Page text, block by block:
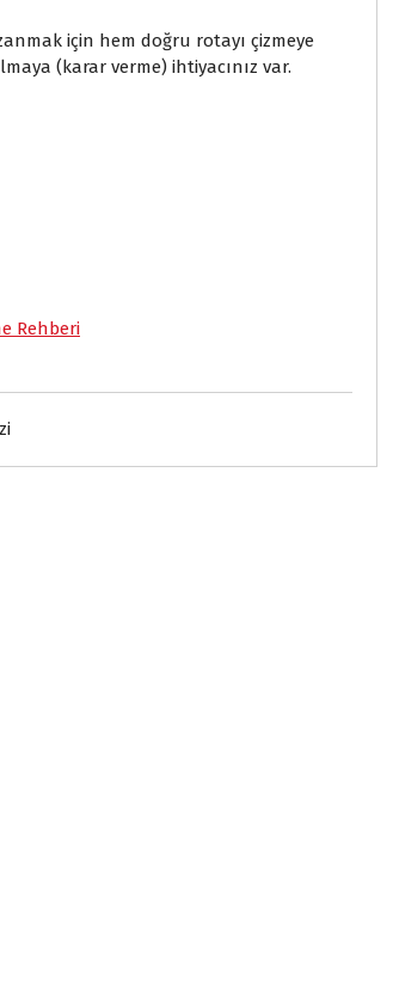
için hem doğru rotayı çizmeye
(karar verme) ihtiyacınız var.
Rehberi